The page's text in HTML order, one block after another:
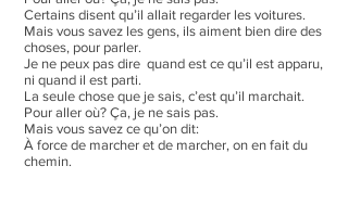
Certains disent qu’il allait regarder les voitures.
Mais vous savez les gens, ils aiment bien dire des
choses, pour parler.
Je ne peux pas dire quand est ce qu’il est apparu,
ni quand il est parti.
La seule chose que je sais, c’est qu’il marchait.
Pour aller où? Ça, je ne sais pas.
Mais vous savez ce qu’on dit:
À force de marcher et de marcher, on en fait du
chemin.